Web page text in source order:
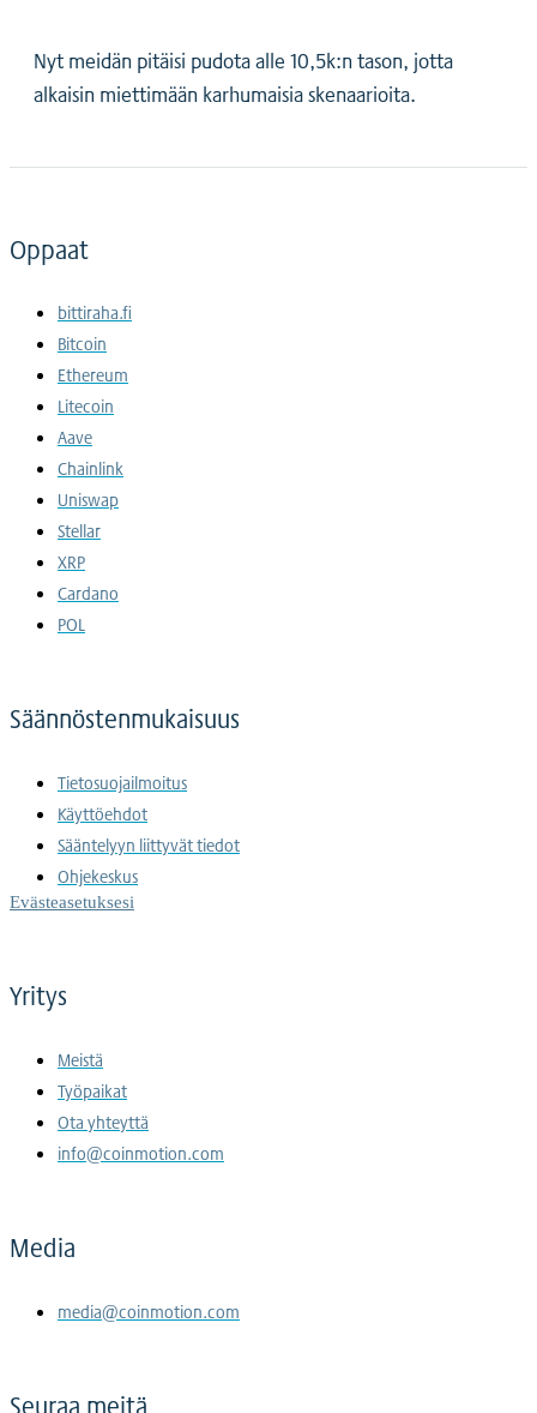
Nyt meidän pitäisi pudota alle 10,5k:n tason, jotta
alkaisin miettimään karhumaisia skenaarioita.
Oppaat
bittiraha.fi
Bitcoin
Ethereum
Litecoin
Aave
Chainlink
Uniswap
Stellar
XRP
Cardano
POL
Säännöstenmukaisuus
Tietosuojailmoitus
Käyttöehdot
Sääntelyyn liittyvät tiedot
Ohjekeskus
Evästeasetuksesi
Yritys
Meistä
Työpaikat
Ota yhteyttä
info@coinmotion.com
Media
media@coinmotion.com
Seuraa meitä